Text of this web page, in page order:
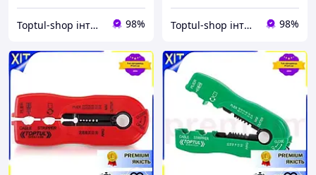
Toptul-shop інтернет магазин 98% Toptul-shop інтернет магазин 98%